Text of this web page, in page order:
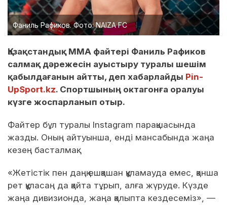
Фаниль Рафиков. Фото: NAIZA FC
Қазақстандық ММА файтері Фаниль Рафиков
салмақ дәрежесін ауыстыру туралы шешім
қабылдағанын айтты, деп хабарлайды Pin-
UpSport.kz. Спортшының октагонға оралуы
күзге жоспарланып отыр.
Файтер бұл туралы Instagram парақшасында
жазды. Оның айтуынша, енді мансабында жаңа
кезең басталмақ.
«Жетістік пен даңқ ешқашан құламауда емес, қанша
рет құласаң да қайта тұрып, алға жүруде. Күзде
жаңа дивизионда, жаңа қалыпта кездесеміз», —